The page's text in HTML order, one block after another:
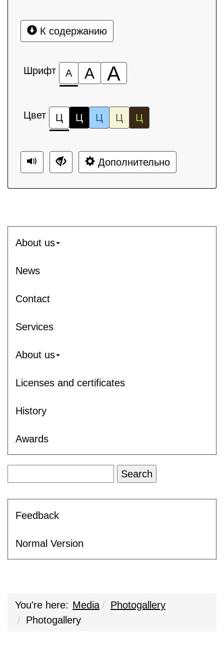
К содержанию
Шрифт А А А
Цвет Ц Ц Ц Ц Ц
Дополнительно
About us
News
Contact
Services
About us
Licenses and certificates
History
Awards
Feedback
Normal Version
You're here: Media
Photogallery
Photogallery